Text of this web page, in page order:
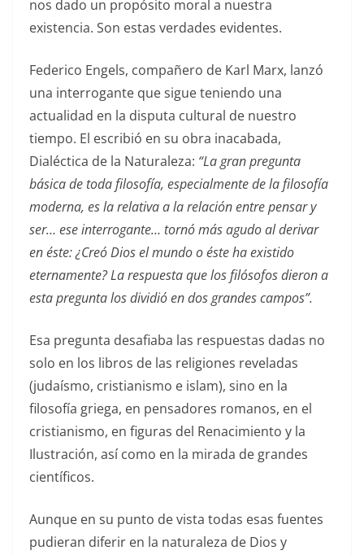
nos dado un propósito moral a nuestra
existencia. Son estas verdades evidentes.
Federico Engels, compañero de Karl Marx, lanzó
una interrogante que sigue teniendo una
actualidad en la disputa cultural de nuestro
tiempo. El escribió en su obra inacabada,
Dialéctica de la Naturaleza: “La gran pregunta
básica de toda filosofía, especialmente de la filosofía
moderna, es la relativa a la relación entre pensar y
ser… ese interrogante… tornó más agudo al derivar
en éste: ¿Creó Dios el mundo o éste ha existido
eternamente? La respuesta que los filósofos dieron a
esta pregunta los dividió en dos grandes campos”.
Esa pregunta desafiaba las respuestas dadas no
solo en los libros de las religiones reveladas
(judaísmo, cristianismo e islam), sino en la
filosofía griega, en pensadores romanos, en el
cristianismo, en figuras del Renacimiento y la
Ilustración, así como en la mirada de grandes
científicos.
Aunque en su punto de vista todas esas fuentes
pudieran diferir en la naturaleza de Dios y